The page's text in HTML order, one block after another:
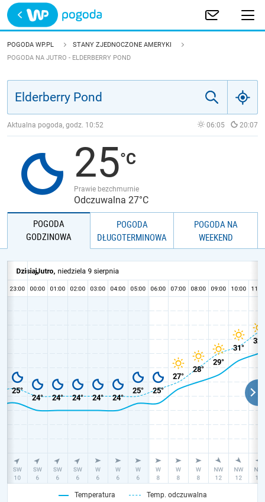
Trwa ładowanie
POLSKA
JAKOŚĆ POWIETRZA
POGODA WP.PL
STANY ZJEDNOCZONE AMERYKI
POGODA NA JUTRO - ELDERBERRY POND
Aktualna pogoda, godz. 10:52 06:05 20:07
25
Prawie bezchmurnie
Odczuwalna 27°C
POGODA
GODZINOWA
POGODA
DŁUGOTERMINOWA
POGODA NA
WEEKEND
Temperatura Temp. odczuwalna